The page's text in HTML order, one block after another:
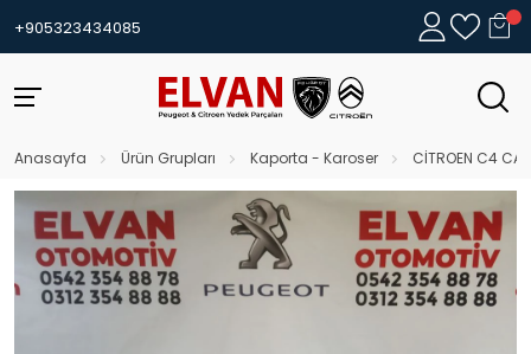
+905323434085
Anasayfa Ürün Grupları Kaporta - Karoser CİTROEN C4